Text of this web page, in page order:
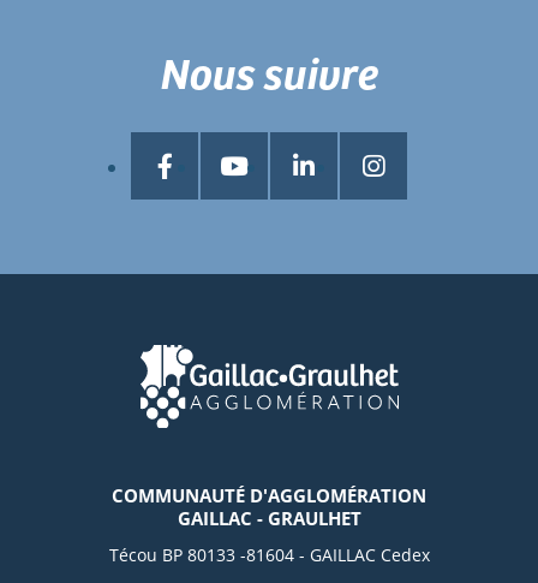
COMMUNAUTÉ D'AGGLOMÉRATION
GAILLAC - GRAULHET
Técou BP 80133 -81604 - GAILLAC Cedex
Nous suivre